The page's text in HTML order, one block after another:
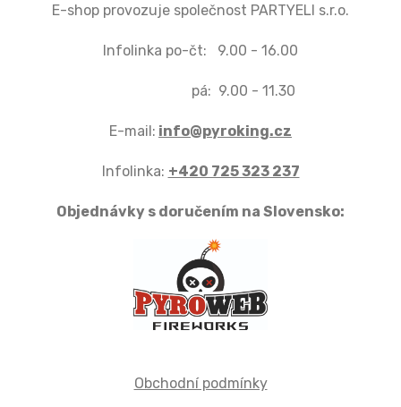
E-shop provozuje společnost PARTYELI s.r.o.
Infolinka po-čt: 9.00 - 16.00
pá: 9.00 - 11.30
E-mail: info@pyroking.cz
Infolinka: +420 725 323 237
Objednávky s doručením na Slovensko:
Obchodní podmínky